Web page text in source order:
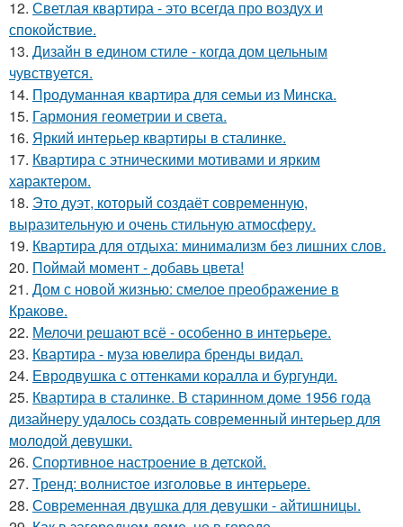
12. Светлая квартира - это всегда про воздух и
спокойствие.
13. Дизайн в едином стиле - когда дом цельным
чувствуется.
14. Продуманная квартира для семьи из Минска.
15. Гармония геометрии и света.
16. Яркий интерьер квартиры в сталинке.
17. Квартира с этническими мотивами и ярким
характером.
18. Это дуэт, который создаёт современную,
выразительную и очень стильную атмосферу.
19. Квартира для отдыха: минимализм без лишних слов.
20. Поймай момент - добавь цвета!
21. Дом с новой жизнью: смелое преображение в
Кракове.
22. Мелочи решают всё - особенно в интерьере.
23. Квартира - муза ювелира бренды видал.
24. Евродвушка с оттенками коралла и бургунди.
25. Квартира в сталинке. В старинном доме 1956 года
дизайнеру удалось создать современный интерьер для
молодой девушки.
26. Спортивное настроение в детской.
27. Тренд: волнистое изголовье в интерьере.
28. Современная двушка для девушки - айтишницы.